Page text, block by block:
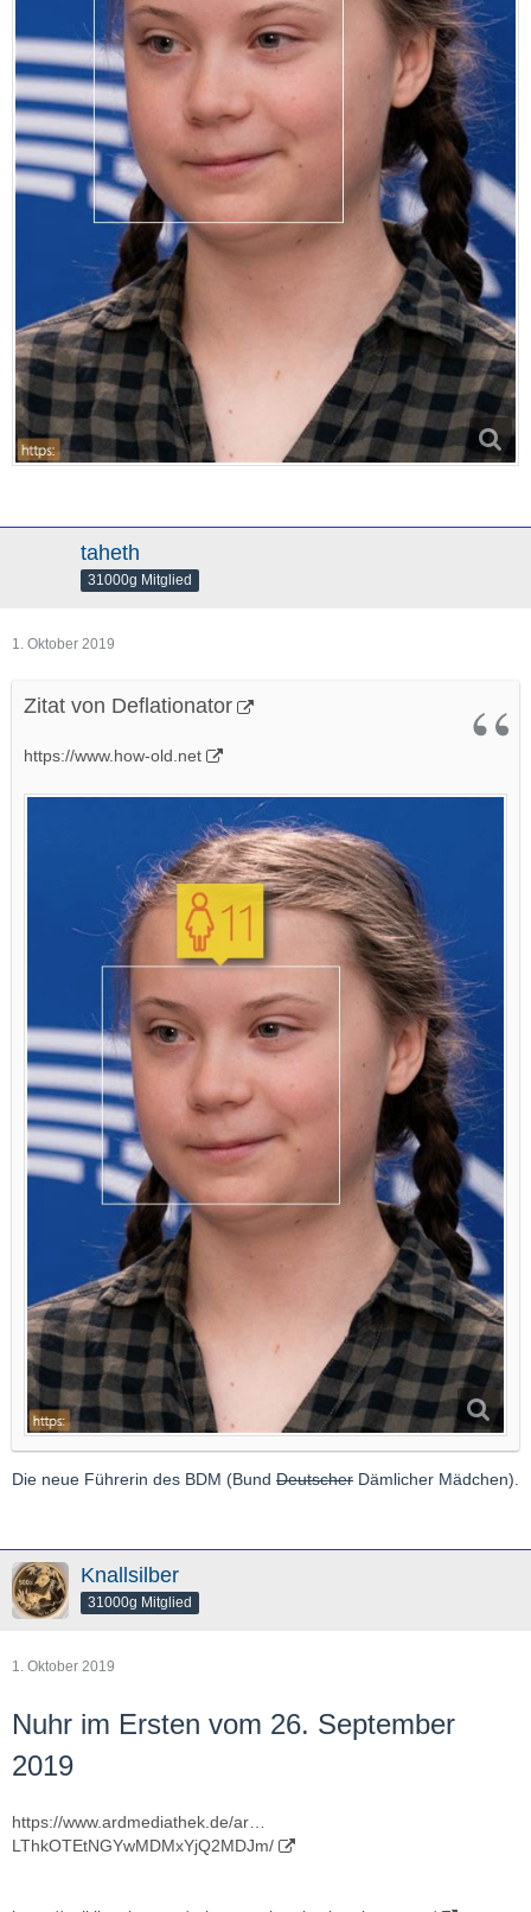
taheth
31000g Mitglied
1. Oktober 2019
Zitat von Deflationator
https://www.how-old.net
Die neue Führerin des BDM (Bund Deutscher Dämlicher Mädchen).
Knallsilber
31000g Mitglied
1. Oktober 2019
Nuhr im Ersten vom 26. September
2019
https://www.ardmediathek.de/ar…
LThkOTEtNGYwMDMxYjQ2MDJm/